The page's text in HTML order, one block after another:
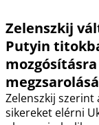
Zelenszkij
Putyin
Zelenszkij szerint
sikereket elérni